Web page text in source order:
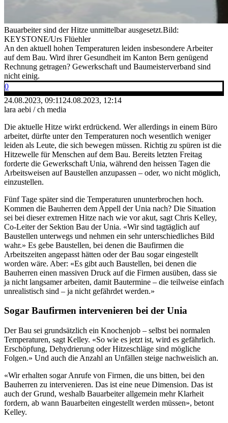
Bauarbeiter sind der Hitze unmittelbar ausgesetzt.Bild:
KEYSTONE/Urs Flüehler
An den aktuell hohen Temperaturen leiden insbesondere Arbeiter
auf dem Bau. Wird ihrer Gesundheit im Kanton Bern genügend
Rechnung getragen? Gewerkschaft und Baumeisterverband sind
nicht einig.
0
24.08.2023, 09:11 24.08.2023, 12:14
lara aebi / ch media
Die aktuelle Hitze wirkt erdrückend. Wer allerdings in einem Büro
arbeitet, dürfte unter den Temperaturen noch wesentlich weniger
leiden als Leute, die sich bewegen müssen. Richtig zu spüren ist die
Hitzewelle für Menschen auf dem Bau. Bereits letzten Freitag
forderte die Gewerkschaft Unia, während den heissen Tagen die
Arbeitsweisen auf Baustellen anzupassen – oder, wo nicht möglich,
einzustellen.
Fünf Tage später sind die Temperaturen ununterbrochen hoch.
Kommen die Bauherren dem Appell der Unia nach? Die Situation
sei bei dieser extremen Hitze nach wie vor akut, sagt Chris Kelley,
Co-Leiter der Sektion Bau der Unia. «Wir sind tagtäglich auf
Baustellen unterwegs und nehmen ein sehr unterschiedliches Bild
wahr.» Es gebe Baustellen, bei denen die Baufirmen die
Arbeitszeiten angepasst hätten oder der Bau sogar eingestellt
worden wäre. Aber: «Es gibt auch Baustellen, bei denen die
Bauherren einen massiven Druck auf die Firmen ausüben, dass sie
ja nicht langsamer arbeiten, damit Bautermine – die teilweise einfach
unrealistisch sind – ja nicht gefährdet werden.»
Sogar Baufirmen intervenieren bei der Unia
Der Bau sei grundsätzlich ein Knochenjob – selbst bei normalen
Temperaturen, sagt Kelley. «So wie es jetzt ist, wird es gefährlich.
Erschöpfung, Dehydrierung oder Hitzeschläge sind mögliche
Folgen.» Und auch die Anzahl an Unfällen steige nachweislich an.
«Wir erhalten sogar Anrufe von Firmen, die uns bitten, bei den
Bauherren zu intervenieren. Das ist eine neue Dimension. Das ist
auch der Grund, weshalb Bauarbeiter allgemein mehr Klarheit
fordern, ab wann Bauarbeiten eingestellt werden müssen», betont
Kelley.